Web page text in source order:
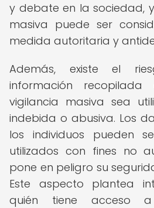
y debate en la sociedad,
masiva puede ser
medida autoritaria y
Además, existe el
información
vigilancia masiva sea
indebida o abusiva. Los
los individuos pueden
utilizados con fines no
pone en peligro su
Este aspecto plantea
quién tiene acceso